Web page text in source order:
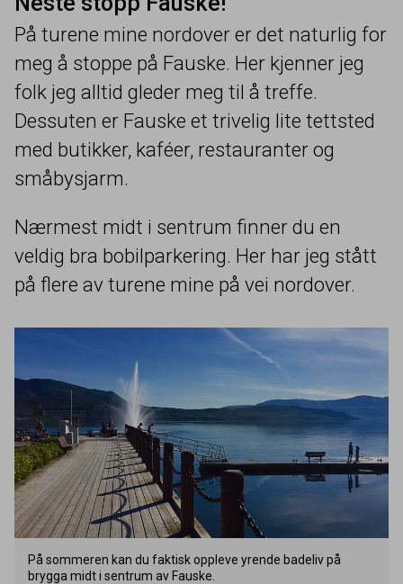
På turene mine nordover er det naturlig for
meg å stoppe på Fauske. Her kjenner jeg
folk jeg alltid gleder meg til å treffe.
Dessuten er Fauske et trivelig lite tettsted
med butikker, kaféer, restauranter og
småbysjarm.
Nærmest midt i sentrum finner du en
veldig bra bobilparkering. Her har jeg stått
på flere av turene mine på vei nordover.
På sommeren kan du faktisk oppleve yrende badeliv på
brygga midt i sentrum av Fauske.